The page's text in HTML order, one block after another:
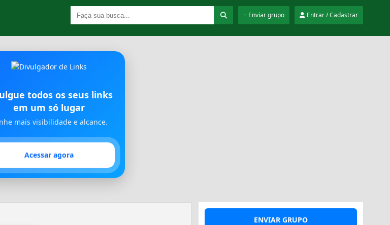
Entrar / Cadastrar
+ Enviar grupo
todos os seus links
em um só lugar
mais visibilidade e alcance.
Acessar agora
ENVIAR GRUPO